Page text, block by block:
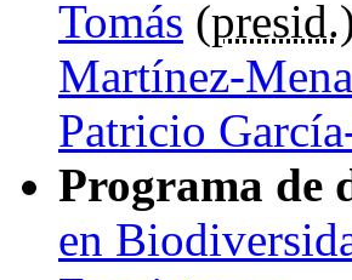
Tomás (presid.
Martínez-
Patricio
Programa de
en